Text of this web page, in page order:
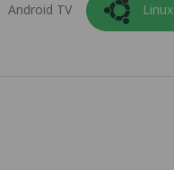
Android TV Linux